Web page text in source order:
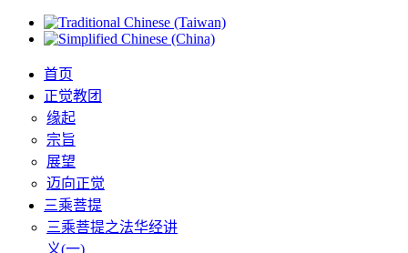
首页
正觉教团
缘起
宗旨
展望
迈向正觉
三乘菩提
三乘菩提之法华经讲
义(一)